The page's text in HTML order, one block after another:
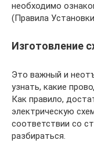
необходимо
(Правила
Изготовление
Это важный и
узнать, какие
Как правило,
электрическую
соответствии со
разбираться.